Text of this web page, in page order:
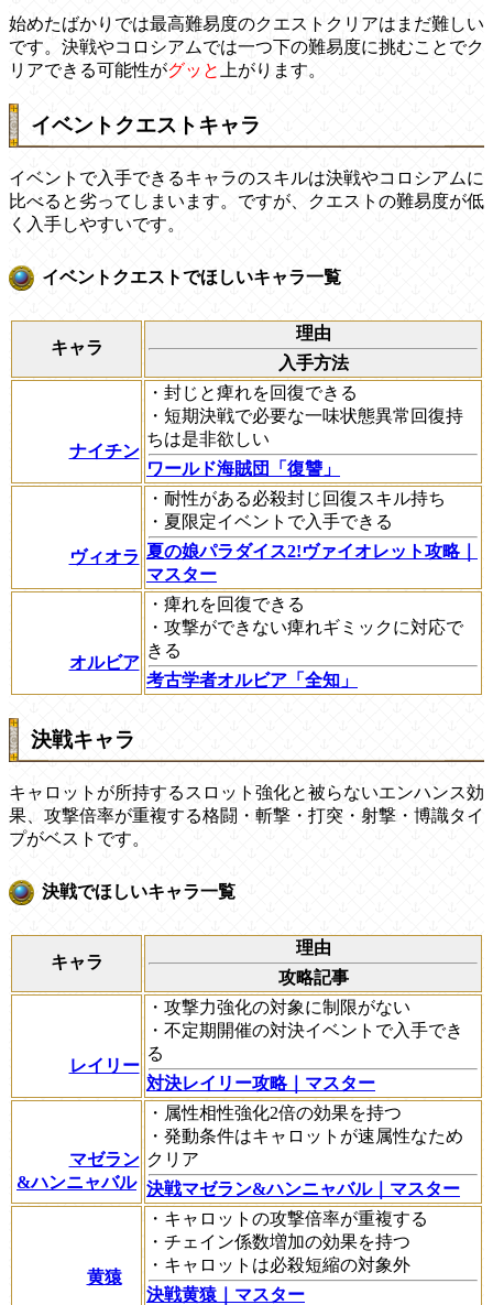
始めたばかりでは最高難易度のクエストクリアはまだ難しい
です。決戦やコロシアムでは一つ下の難易度に挑むことでク
リアできる可能性がグッと 上がります。
イベントクエストキャラ
イベントで入手できるキャラのスキルは決戦やコロシアムに
比べると劣ってしまいます。ですが、クエストの難易度が低
く入手しやすいです。
イベントクエストでほしいキャラ一覧
キャラ
理由
入手方法
ナイチン
・封じと痺れを回復できる
・短期決戦で必要な一味状態異常回復持
ちは是非欲しい
ワールド海賊団「復讐」
ヴィオラ
・耐性がある必殺封じ回復スキル持ち
・夏限定イベントで入手できる
夏の娘パラダイス2!ヴァイオレット攻略｜
マスター
オルビア
・痺れを回復できる
・攻撃ができない痺れギミックに対応で
きる
考古学者オルビア「全知」
決戦キャラ
キャロットが所持するスロット強化と被らないエンハンス効
果、攻撃倍率が重複する格闘・斬撃・打突・射撃・博識タイ
プがベストです。
決戦でほしいキャラ一覧
キャラ
理由
攻略記事
レイリー
・攻撃力強化の対象に制限がない
・不定期開催の対決イベントで入手でき
る
対決レイリー攻略｜マスター
マゼラン
&ハンニャバル
・属性相性強化2倍の効果を持つ
・発動条件はキャロットが速属性なため
クリア
決戦マゼラン&ハンニャバル｜マスター
黄猿
・キャロットの攻撃倍率が重複する
・チェイン係数増加の効果を持つ
・キャロットは必殺短縮の対象外
決戦黄猿｜マスター